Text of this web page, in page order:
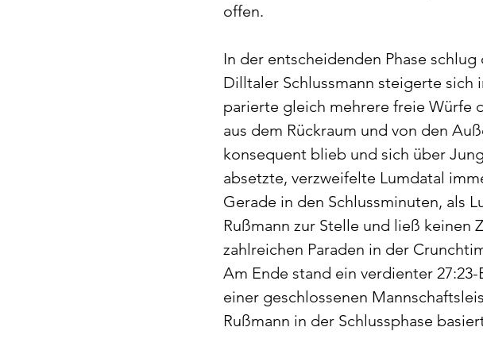
offen.
In der entscheidenden Phase
Dilltaler Schlussmann steigerte
parierte gleich mehrere freie Würfe
aus dem Rückraum und von den
konsequent blieb und sich über
absetzte, verzweifelte Lumdatal
Gerade in den Schlussminuten, als
Rußmann zur Stelle und ließ keinen
zahlreichen Paraden in der
Am Ende stand ein verdienter
einer geschlossenen
Rußmann in der Schlussphase